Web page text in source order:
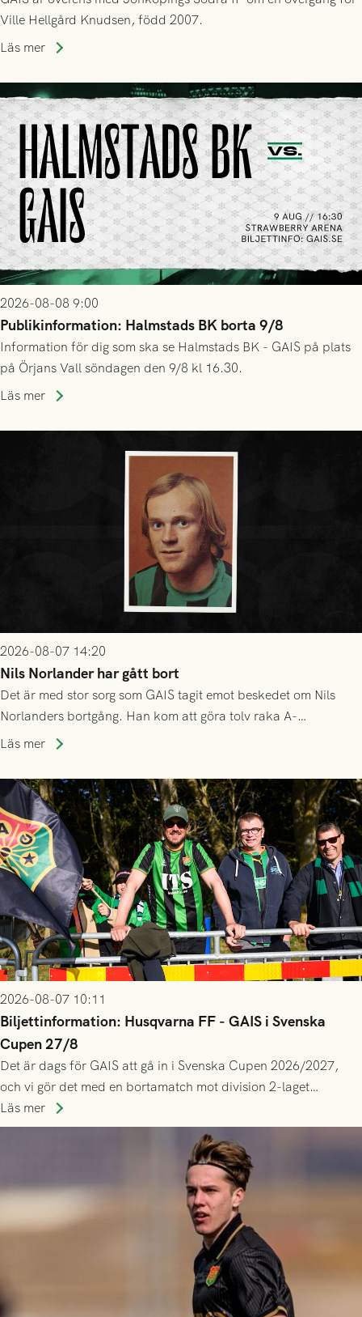
Ville Hellgård Knudsen, född 2007.
Läs mer
2026-08-08 9:00
Publikinformation: Halmstads BK borta 9/8
Information för dig som ska se Halmstads BK - GAIS på plats
på Örjans Vall söndagen den 9/8 kl 16.30.
Läs mer
2026-08-07 14:20
Nils Norlander har gått bort
Det är med stor sorg som GAIS tagit emot beskedet om Nils
Norlanders bortgång. Han kom att göra tolv raka A-
lagssäsonger i Grönsvart och är en av få spelare som i GAIS
Läs mer
2026-08-07 10:11
Biljettinformation: Husqvarna FF - GAIS i Svenska
Cupen 27/8
Det är dags för GAIS att gå in i Svenska Cupen 2026/2027,
och vi gör det med en bortamatch mot division 2-laget
Husqvarna FF. Häng med och stötta grönsvart på plats!
Läs mer